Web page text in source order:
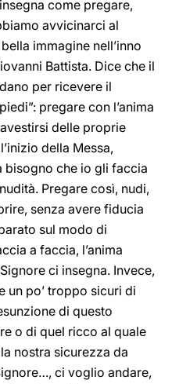
come pregare,
avvicinarci al
immagine nell’inno
Battista. Dice che il
per ricevere il
pregare con l’anima
delle proprie
della Messa,
bisogno che io gli faccia
Pregare così, nudi,
senza avere fiducia
sul modo di
a faccia, l’anima
ci insegna. Invece,
un po’ troppo sicuri di
di questo
o di quel ricco al quale
nostra sicurezza da
ci voglio andare,